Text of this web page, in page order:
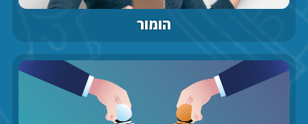
הומור